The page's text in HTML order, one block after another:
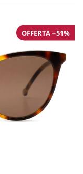
OFFERTA −51%